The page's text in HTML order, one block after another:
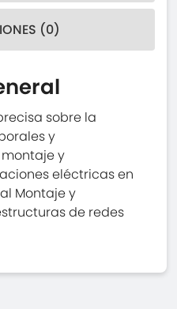
(0)
sobre la
y
y
eléctricas en
Montaje y
de redes